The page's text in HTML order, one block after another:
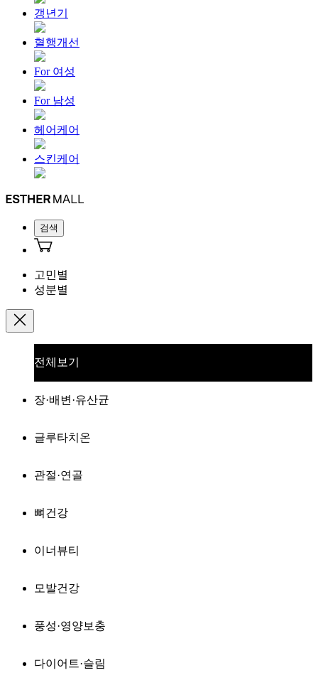
갱년기
혈행개선
For 여성
For 남성
헤어케어
스킨케어
검색
고민별
성분별
전체보기
장·배변·유산균
글루타치온
관절·연골
뼈건강
이너뷰티
모발건강
풍성·영양보충
다이어트·슬림